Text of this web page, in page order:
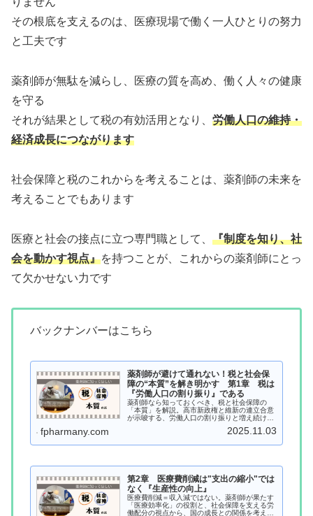
その根底を支えるのは、医療現場で働く一人ひとりの努力
と工夫です
薬剤師が無駄を減らし、医療の質を高め、働く人々の健康
を守る
それが結果として税の有効活用となり、 労働人口の維持・
経済成長につながります
社会保障と税のこれからを考えることは、薬剤師の未来を
考えることでもあります
医療と社会の接点に立つ専門職として、 『制度を知り、社
会を動かす視点』を持つことが、これからの薬剤師にとっ
て欠かせない力です
バックナンバーはこちら
薬剤師が避けて通れない！税と社会保
障の“本質”を解き明かす 第1章 税は
『労働人口の割り振り』である
薬剤師なら知っておくべき、税と社会保障の
「本質」を解説。高市新政権と維新の連立合意
が示唆する、労働人口の割り振りと増え続ける
fpharmany.com 2025.11.03
第2章 医療費削減は"支出の縮小"では
なく『生産性の向上』
医療費削減＝収入減ではない。薬剤師が果たす
「医療効率化」の役割と、社会保障を支える労
働配分の視点から、国の成長との関係を考えま